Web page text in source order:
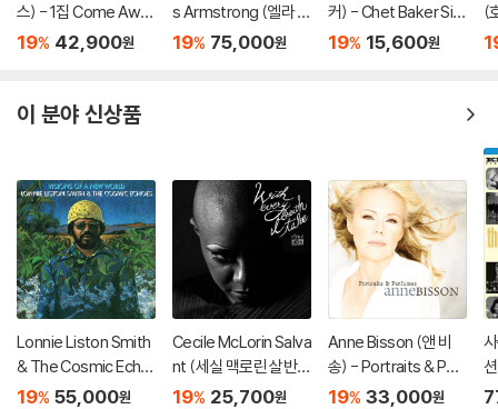
스) - 1집 Come Awa
y With Me (20th Ann
19% 42,900원
s Armstrong (엘라 피
츠제랄드, 루이 암스트
19% 75,000원
커) - Chet Baker Sin
gs
19% 15,600원
(
r.
이 분야 신상품
Lonnie Liston Smith
& The Cosmic Echo
es (로니 리스턴 스미
19% 55,000원
Cecile McLorin Salva
nt (세실 맥로린 살반
트) - With Every Bre
19% 25,700원
Anne Bisson (앤 비
송) - Portraits & Perf
umes
19% 33,000원